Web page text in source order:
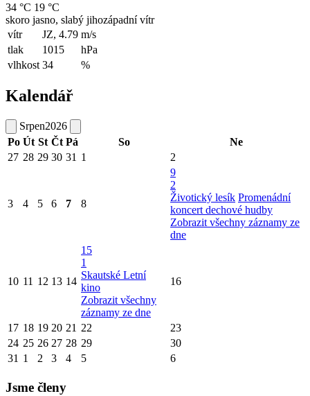
34 °C 19 °C
skoro jasno, slabý jihozápadní vítr
vítr
JZ, 4.79 m/s
tlak
1015
hPa
vlhkost 34 %
Kalendář
Srpen2026
Po Út St Čt Pá So
Ne
27 28 29 30 31 1 2
3 4 5 6 7 8
9
2
Životický lesík Promenádní
koncert dechové hudby
Zobrazit všechny záznamy ze
dne
10 11 12 13 14
15
1
Skautské Letní
kino
Zobrazit všechny
záznamy ze dne
16
17 18 19 20 21 22
23
24 25 26 27 28 29
30
31 1 2 3 4 5 6
Jsme členy